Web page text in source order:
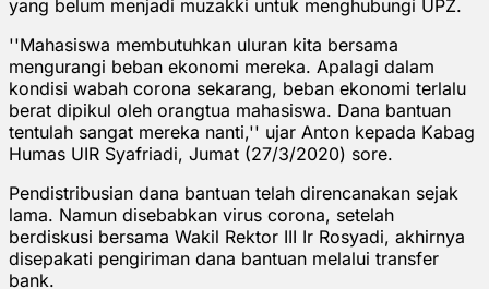
yang belum menjadi muzakki untuk menghubungi UPZ.
''Mahasiswa membutuhkan uluran kita bersama
mengurangi beban ekonomi mereka. Apalagi dalam
kondisi wabah corona sekarang, beban ekonomi terlalu
berat dipikul oleh orangtua mahasiswa. Dana bantuan
tentulah sangat mereka nanti,'' ujar Anton kepada Kabag
Humas UIR Syafriadi, Jumat (27/3/2020) sore.
Pendistribusian dana bantuan telah direncanakan sejak
lama. Namun disebabkan virus corona, setelah
berdiskusi bersama Wakil Rektor III Ir Rosyadi, akhirnya
disepakati pengiriman dana bantuan melalui transfer
bank.